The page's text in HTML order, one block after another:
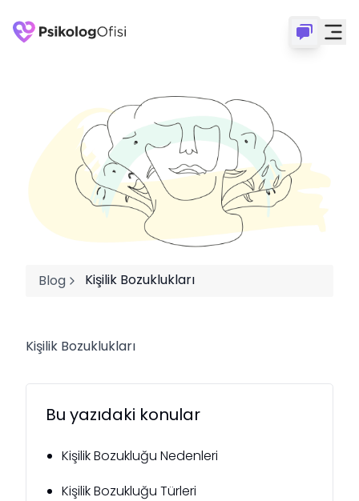
Blog Kişilik Bozuklukları
Kişilik Bozuklukları
Bu yazıdaki konular
Kişilik Bozukluğu Nedenleri
Kişilik Bozukluğu Türleri